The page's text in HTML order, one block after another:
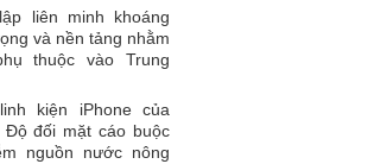
liên minh khoáng
và nền tảng nhằm
thuộc vào Trung
kiện iPhone của
Độ đối mặt cáo buộc
nguồn nước nông